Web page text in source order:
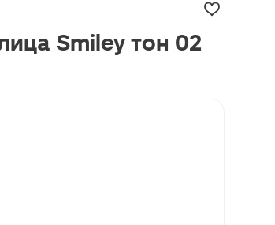
Smiley тон 02